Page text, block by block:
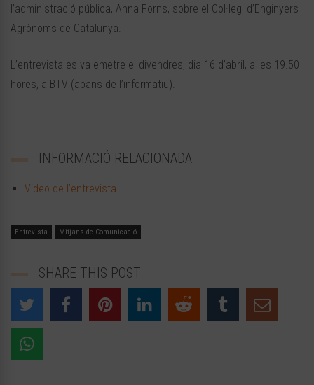
l’administració pública, Anna Forns, sobre el Col·legi d’Enginyers
Agrònoms de Catalunya.
L’entrevista es va emetre el divendres, dia 16 d’abril, a les 19.50
hores, a BTV (abans de l’informatiu).
INFORMACIÓ RELACIONADA
Video de l’entrevista
Entrevista Mitjans de Comunicació
SHARE THIS POST